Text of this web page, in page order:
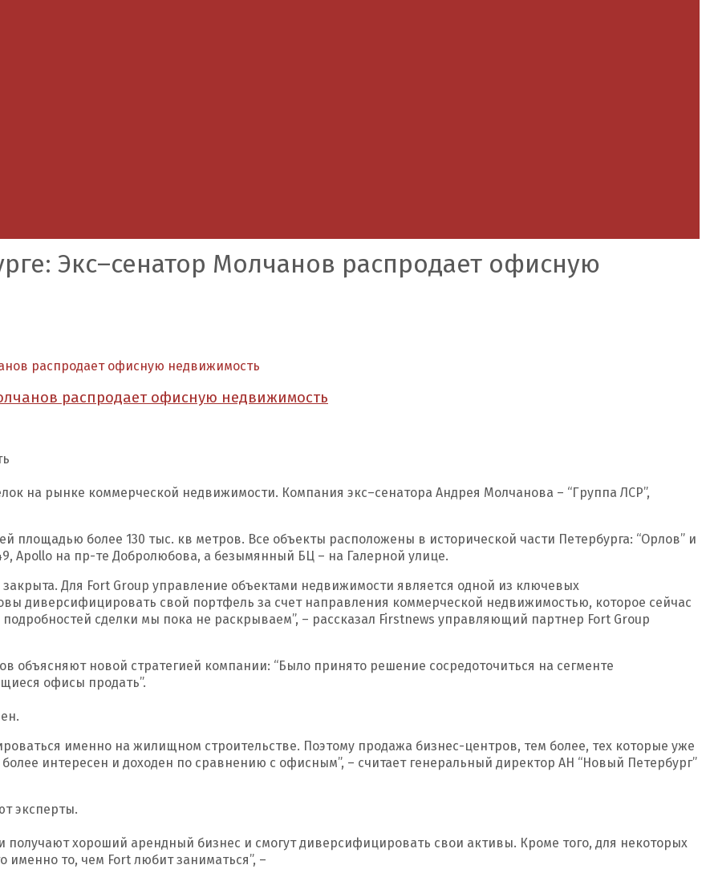
Экс–сенатор Молчанов распродает офисную
распродает офисную недвижимость
распродает офисную недвижимость
на рынке коммерческой недвижимости. Компания экс–сенатора Андрея Молчанова – “Группа ЛСР”,
площадью более 130 тыс. кв метров. Все объекты расположены в исторической части Петербурга: “Орлов” и
Apollo на пр-те Добролюбова, а безымянный БЦ – на Галерной улице.
Для Fort Group управление объектами недвижимости является одной из ключевых
диверсифицировать свой портфель за счет направления коммерческой недвижимостью, которое сейчас
сделки мы пока не раскрываем”, – рассказал Firstnews управляющий партнер Fort Group
объясняют новой стратегией компании: “Было принято решение сосредоточиться на сегменте
офисы продать”.
именно на жилищном строительстве. Поэтому продажа бизнес-центров, тем более, тех которые уже
интересен и доходен по сравнению с офисным”, – считает генеральный директор АН “Новый Петербург”
эксперты.
получают хороший арендный бизнес и смогут диверсифицировать свои активы. Кроме того, для некоторых
именно то, чем Fort любит заниматься”, –